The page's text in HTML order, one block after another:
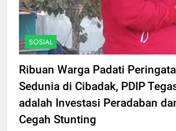
SOSIAL
Ribuan Warga Padati
Sedunia di Cibadak, PDIP
adalah Investasi Peradaban
Cegah Stunting